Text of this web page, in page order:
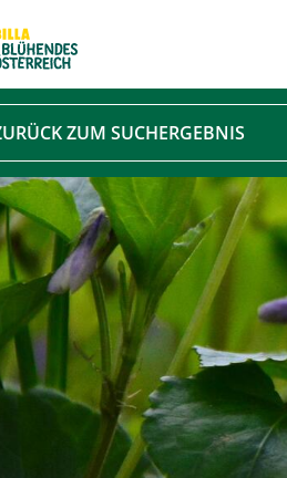
ZUM SUCHERGEBNIS